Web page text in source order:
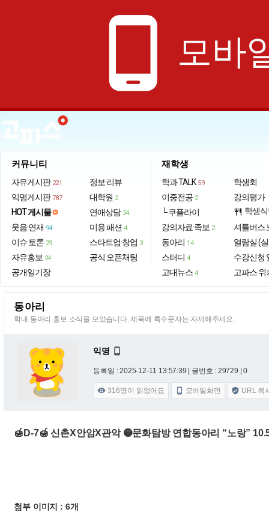
phone_android 모바
커뮤니티
자유게시판 221
익명게시판 787
HOT 게시물
웃음·연재 94
이슈·토론 29
자유홍보 24
공개일기장
정보·리뷰
대학원 2
연애상담 24
미용·패션 4
스타트업·창업 3
공식 오픈채팅
재학생
학과 TALK 59
이중전공 2
└ 쿠플라이
강의자료·족보 2
동아리 14
스터디 4
고대뉴스 4
학생회
강의평가
restaurant 학생
셔틀버스
열람실 (
수강신청
고파스 위
동아리
학내 동아리 홍보 소식을 모았습니다. 제목에 특수문자는 자제해주세요.
익명 
등록일 : 2025-12-11 13:57:39 | 글번호 : 29729 | 0
 316명이 읽었어요  모바일화면  URL 복
🍯D-7🍯 신촌X안암X관악 🟡문화탐방 연합동아리 “노랑”
첨부 이미지 : 6개